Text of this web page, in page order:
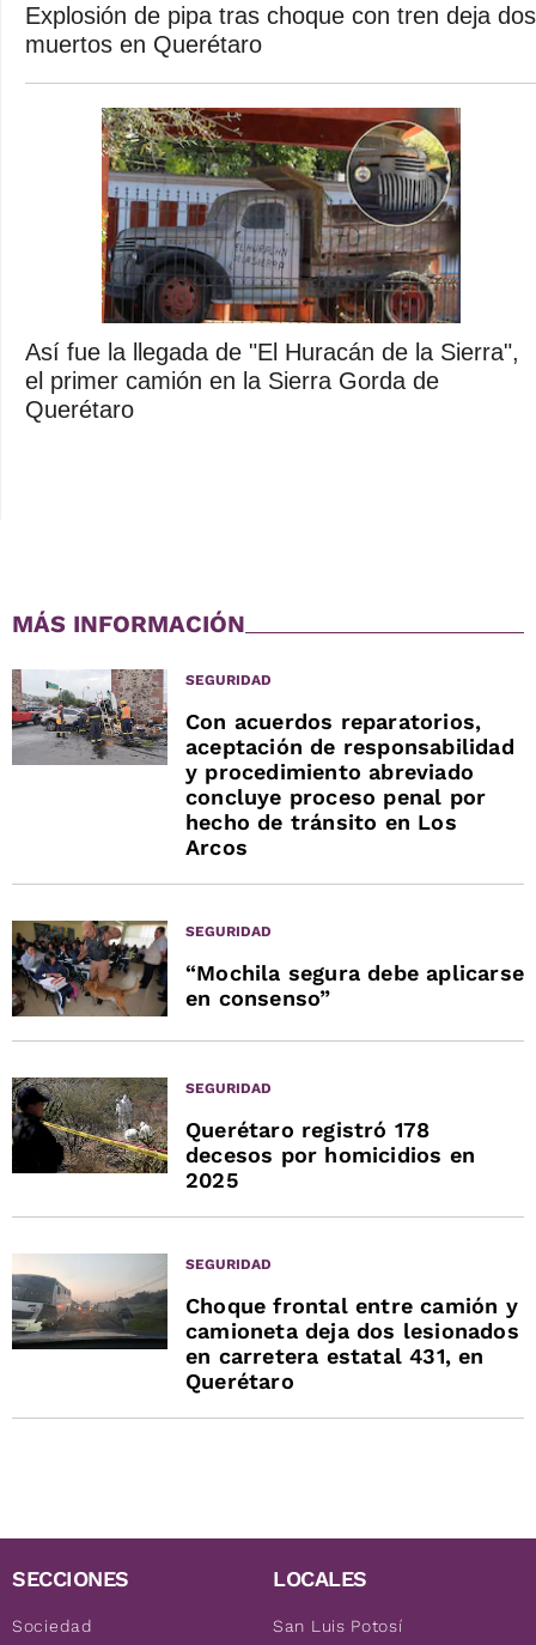
Explosión de pipa tras choque con tren deja dos
muertos en Querétaro
Así fue la llegada de "El Huracán de la Sierra",
el primer camión en la Sierra Gorda de
Querétaro
MÁS INFORMACIÓN
SEGURIDAD
Con acuerdos reparatorios,
aceptación de responsabilidad
y procedimiento abreviado
concluye proceso penal por
hecho de tránsito en Los
Arcos
SEGURIDAD
“Mochila segura debe aplicarse
en consenso”
SEGURIDAD
Querétaro registró 178
decesos por homicidios en
2025
SEGURIDAD
Choque frontal entre camión y
camioneta deja dos lesionados
en carretera estatal 431, en
Querétaro
SECCIONES
Sociedad
LOCALES
San Luis Potosí